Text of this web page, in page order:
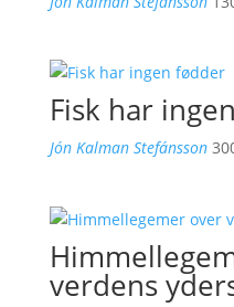
Fisk har
Jón Kalman Stefánsson
verdens